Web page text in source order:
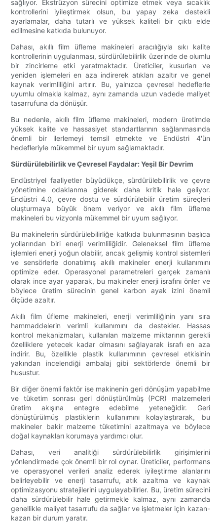
sağlıyor. Ekstrüzyon sürecini optimize etmek veya sıcaklık
kontrollerini iyileştirmek olsun, bu yapay zeka destekli
ayarlamalar, daha tutarlı ve yüksek kaliteli bir çıktı elde
edilmesine katkıda bulunuyor.
Dahası, akıllı film üfleme makineleri aracılığıyla sıkı kalite
kontrollerinin uygulanması, sürdürülebilirlik üzerinde de olumlu
bir zincirleme etki yaratmaktadır. Üreticiler, kusurları ve
yeniden işlemeleri en aza indirerek atıkları azaltır ve genel
kaynak verimliliğini artırır. Bu, yalnızca çevresel hedeflerle
uyumlu olmakla kalmaz, aynı zamanda uzun vadede maliyet
tasarrufuna da dönüşür.
Bu nedenle, akıllı film üfleme makineleri, modern üretimde
yüksek kalite ve hassasiyet standartlarının sağlanmasında
önemli bir ilerlemeyi temsil etmekte ve Endüstri 4'ün
hedefleriyle mükemmel bir uyum sağlamaktadır.
Sürdürülebilirlik ve Çevresel Faydalar: Yeşil Bir Devrim
Endüstriyel faaliyetler büyüdükçe, sürdürülebilirlik ve çevre
yönetimine odaklanma giderek daha kritik hale geliyor.
Endüstri 4.0, çevre dostu ve sürdürülebilir üretim süreçleri
oluşturmaya büyük önem veriyor ve akıllı film üfleme
makineleri bu vizyonla mükemmel bir uyum sağlıyor.
Bu makinelerin sürdürülebilirliğe katkıda bulunmasının başlıca
yollarından biri enerji verimliliğidir. Geleneksel film üfleme
işlemleri enerji yoğun olabilir, ancak gelişmiş kontrol sistemleri
ve sensörlerle donatılmış akıllı makineler enerji kullanımını
optimize eder. Operasyonel parametreleri gerçek zamanlı
olarak ince ayar yaparak, bu makineler enerji israfını önler ve
böylece üretim sürecinin genel karbon ayak izini önemli
ölçüde azaltır.
Akıllı film üfleme makineleri, enerji verimliliğinin yanı sıra
hammaddelerin verimli kullanımını da destekler. Hassas
kontrol mekanizmaları, kullanılan malzeme miktarının gerekli
özelliklere yetecek kadar olmasını sağlayarak israfı en aza
indirir. Bu, özellikle plastik kullanımının çevresel etkisinin
yakından incelendiği ambalaj gibi sektörlerde önemli bir
husustur.
Bir diğer önemli faktör ise makinenin geri dönüşüm yapabilme
ve tüketim sonrası geri dönüştürülmüş (PCR) malzemeleri
üretim akışına entegre edebilme yeteneğidir. Geri
dönüştürülmüş plastiklerin kullanımını kolaylaştırarak, bu
makineler bakir malzeme tüketimini azaltmaya ve böylece
doğal kaynakları korumaya yardımcı olur.
Dahası, veri analitiği sürdürülebilirlik girişimlerini
yönlendirmede çok önemli bir rol oynar. Üreticiler, performans
ve operasyonel verileri analiz ederek iyileştirme alanlarını
belirleyebilir ve enerji tasarrufu, atık azaltma ve kaynak
optimizasyonu stratejilerini uygulayabilirler. Bu, üretim sürecini
daha sürdürülebilir hale getirmekle kalmaz, aynı zamanda
genellikle maliyet tasarrufu da sağlar ve işletmeler için kazan-
kazan bir durum yaratır.